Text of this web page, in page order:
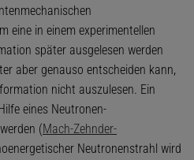
eine in einem experimentellen
später ausgelesen werden
aber genauso entscheiden kann,
nicht auszulesen. Ein
eines Neutronen-
(Mach-Zehnder-
Neutronenstrahl wird